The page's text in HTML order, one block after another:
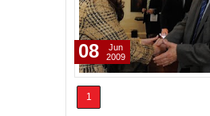
08
Jun
2009
1